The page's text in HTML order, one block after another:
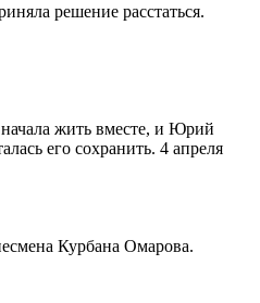
решение расстаться.
жить вместе, и Юрий
его сохранить. 4 апреля
Курбана Омарова.